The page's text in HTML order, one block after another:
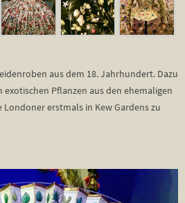
aus dem 18. Jahrhundert. Dazu
Pflanzen aus den ehemaligen
Londoner erstmals in Kew Gardens zu